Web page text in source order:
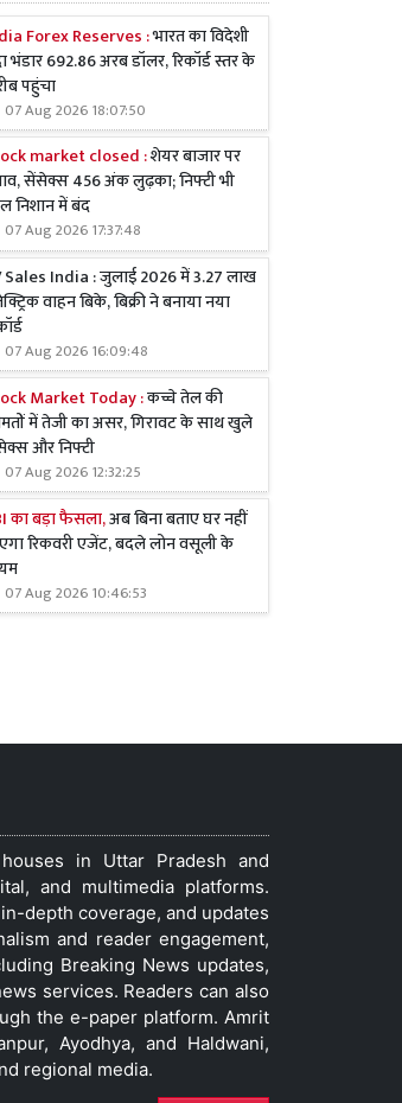
Forex Reserves :भारत का विदेशी
भंडार 692.86 अरब डॉलर, रिकॉर्ड स्तर के
पहुंचा
07 Aug 2026 18:07:50
market closed :शेयर बाजार पर
सेंसेक्स 456 अंक लुढ़का; निफ्टी भी
निशान में बंद
07 Aug 2026 17:37:48
Sales India : जुलाई 2026 में 3.27 लाख
वाहन बिके, बिक्री ने बनाया नया
07 Aug 2026 16:09:48
Market Today :कच्चे तेल की
में तेजी का असर, गिरावट के साथ खुले
और निफ्टी
07 Aug 2026 12:32:25
का बड़ा फैसला,अब बिना बताए घर नहीं
रिकवरी एजेंट, बदले लोन वसूली के
07 Aug 2026 10:46:53
in Uttar Pradesh and
and multimedia platforms.
depth coverage, and updates
and reader engagement,
Breaking News updates,
services. Readers can also
the e-paper platform. Amrit
Ayodhya, and Haldwani,
regional media.